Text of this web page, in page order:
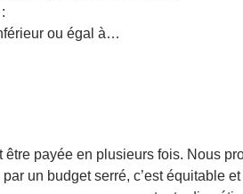
ou égal à…
être payée en plusieurs fois. Nous
un budget serré, c’est équitable